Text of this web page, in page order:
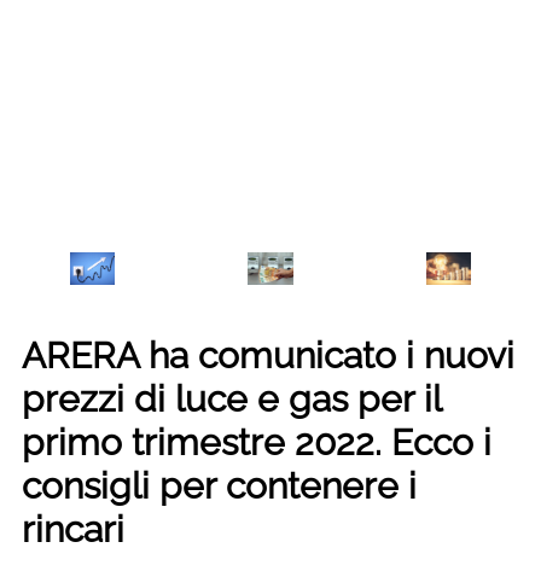
ARERA ha comunicato i nuovi
prezzi di luce e gas per il
primo trimestre 2022. Ecco i
consigli per contenere i
rincari